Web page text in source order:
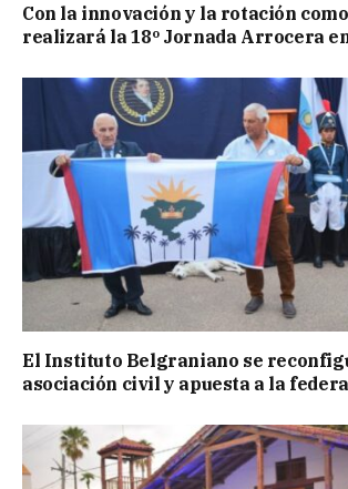
Con la innovación y la rotación
realizará la 18º Jornada Arrocera
El Instituto Belgraniano se
asociación civil y apuesta a la